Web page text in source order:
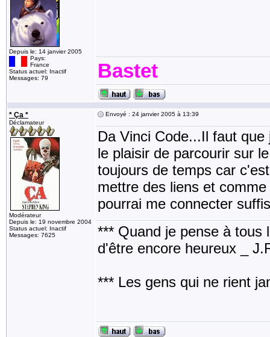
Depuis le: 14 janvier 2005
Pays:
France
Status actuel: Inactif
Messages: 79
Bastet
* Ça *
Déclamateur
Modérateur
Depuis le: 19 novembre 2004
Status actuel: Inactif
Messages: 7625
Envoyé : 24 janvier 2005 à 13:39
Da Vinci Code...Il faut
le plaisir de parcourir sur
toujours de temps car
mettre des liens et
pourrai me connecter
*** Quand je pense à tous
d'être encore heureux _
*** Les gens qui ne rient